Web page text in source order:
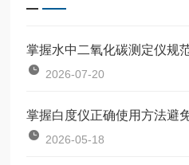
2026-07-20
2026-05-18